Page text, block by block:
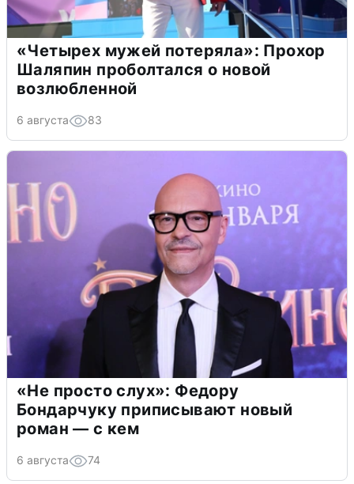
«Четырех мужей потеряла»: Прохор
Шаляпин проболтался о новой
возлюбленной
6 августа 83
«Не просто слух»: Федору
Бондарчуку приписывают новый
роман — с кем
6 августа 74